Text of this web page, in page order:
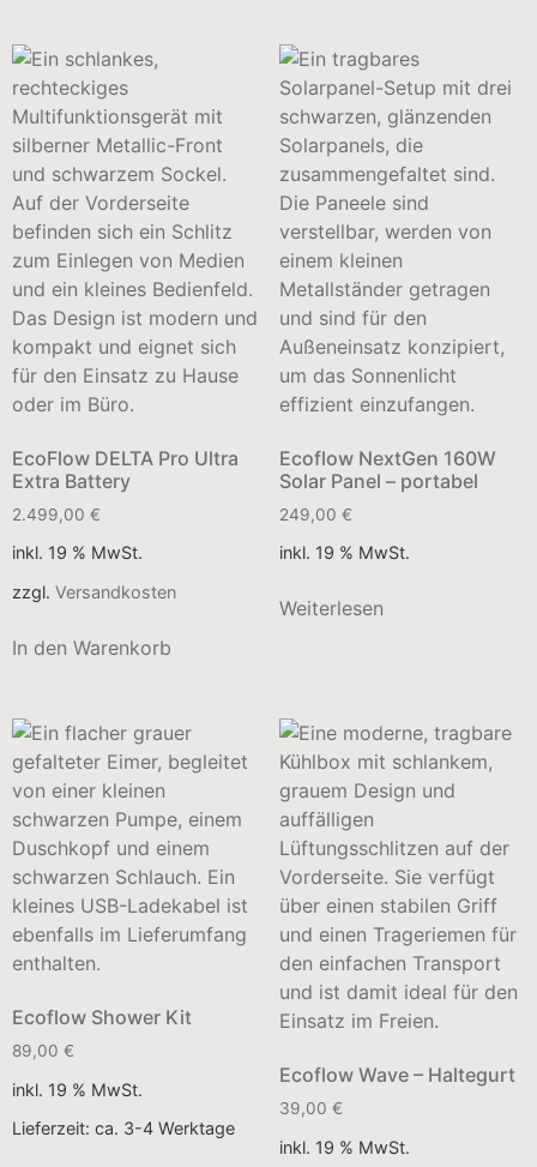
EcoFlow DELTA Pro Ultra
Extra Battery
2.499,00 €
inkl. 19 % MwSt.
zzgl. Versandkosten
In den Warenkorb
Ecoflow NextGen 160W
Solar Panel – portabel
249,00 €
inkl. 19 % MwSt.
Weiterlesen
Ecoflow Shower Kit
89,00 €
inkl. 19 % MwSt.
Lieferzeit: ca. 3-4 Werktage
Ecoflow Wave – Haltegurt
39,00 €
inkl. 19 % MwSt.